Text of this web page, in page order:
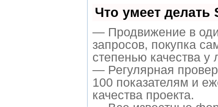
Что умеет делать
— Продвижение в
запросов, покупка
степенью качества
— Регулярная
100 показателям и
качества проекта.